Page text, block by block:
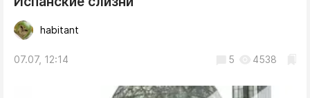
habitant
07.07, 12:14 5 4538